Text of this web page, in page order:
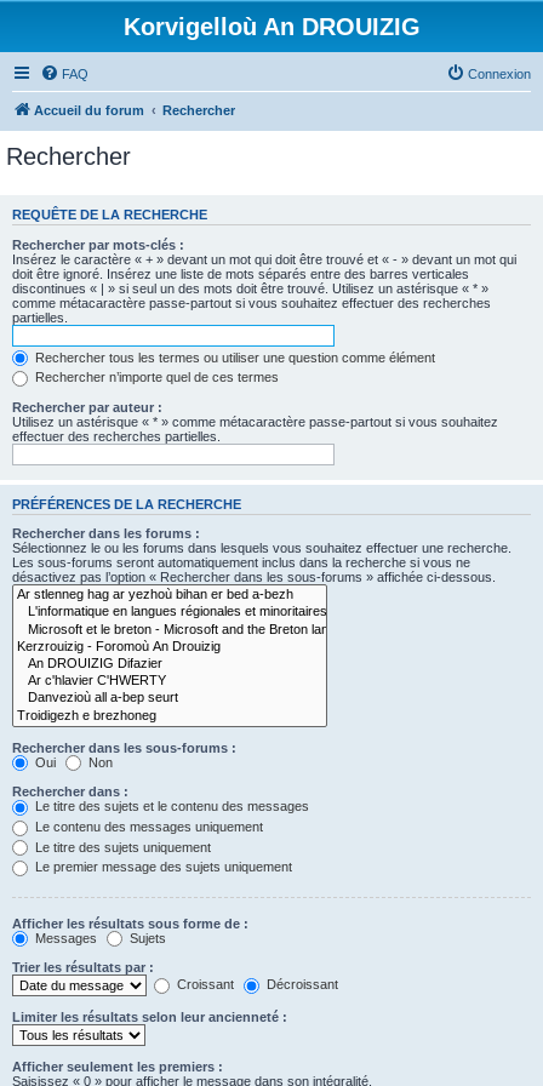
Korvigelloù An DROUIZIG
FAQ Connexion
Accueil du forum Rechercher
Rechercher
REQUÊTE DE LA RECHERCHE
Rechercher par mots-clés :
Insérez le caractère « + » devant un mot qui doit être trouvé et « - » devant un mot qui
doit être ignoré. Insérez une liste de mots séparés entre des barres verticales
discontinues « | » si seul un des mots doit être trouvé. Utilisez un astérisque « * »
comme métacaractère passe-partout si vous souhaitez effectuer des recherches
partielles.
Rechercher tous les termes ou utiliser une question comme élément
Rechercher n’importe quel de ces termes
Rechercher par auteur :
Utilisez un astérisque « * » comme métacaractère passe-partout si vous souhaitez
effectuer des recherches partielles.
PRÉFÉRENCES DE LA RECHERCHE
Rechercher dans les forums :
Sélectionnez le ou les forums dans lesquels vous souhaitez effectuer une recherche.
Les sous-forums seront automatiquement inclus dans la recherche si vous ne
désactivez pas l’option « Rechercher dans les sous-forums » affichée ci-dessous.
Rechercher dans les sous-forums :
Oui
Non
Rechercher dans :
Le titre des sujets et le contenu des messages
Le contenu des messages uniquement
Le titre des sujets uniquement
Le premier message des sujets uniquement
Afficher les résultats sous forme de :
Messages
Sujets
Trier les résultats par :
Croissant
Décroissant
Limiter les résultats selon leur ancienneté :
Afficher seulement les premiers :
Saisissez « 0 » pour afficher le message dans son intégralité.